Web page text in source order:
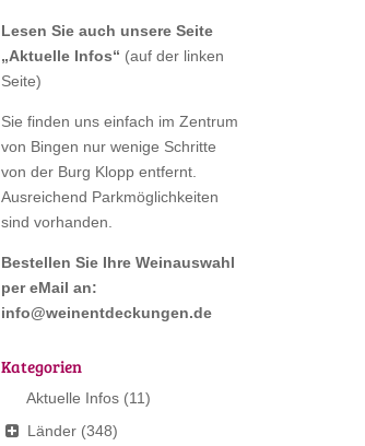
Lesen Sie auch unsere Seite
„Aktuelle Infos“ (auf der linken
Seite)
Sie finden uns einfach im Zentrum
von Bingen nur wenige Schritte
von der Burg Klopp entfernt.
Ausreichend Parkmöglichkeiten
sind vorhanden.
Bestellen Sie Ihre Weinauswahl
per eMail an:
info@weinentdeckungen.de
Kategorien
Aktuelle Infos (11)
Länder (348)